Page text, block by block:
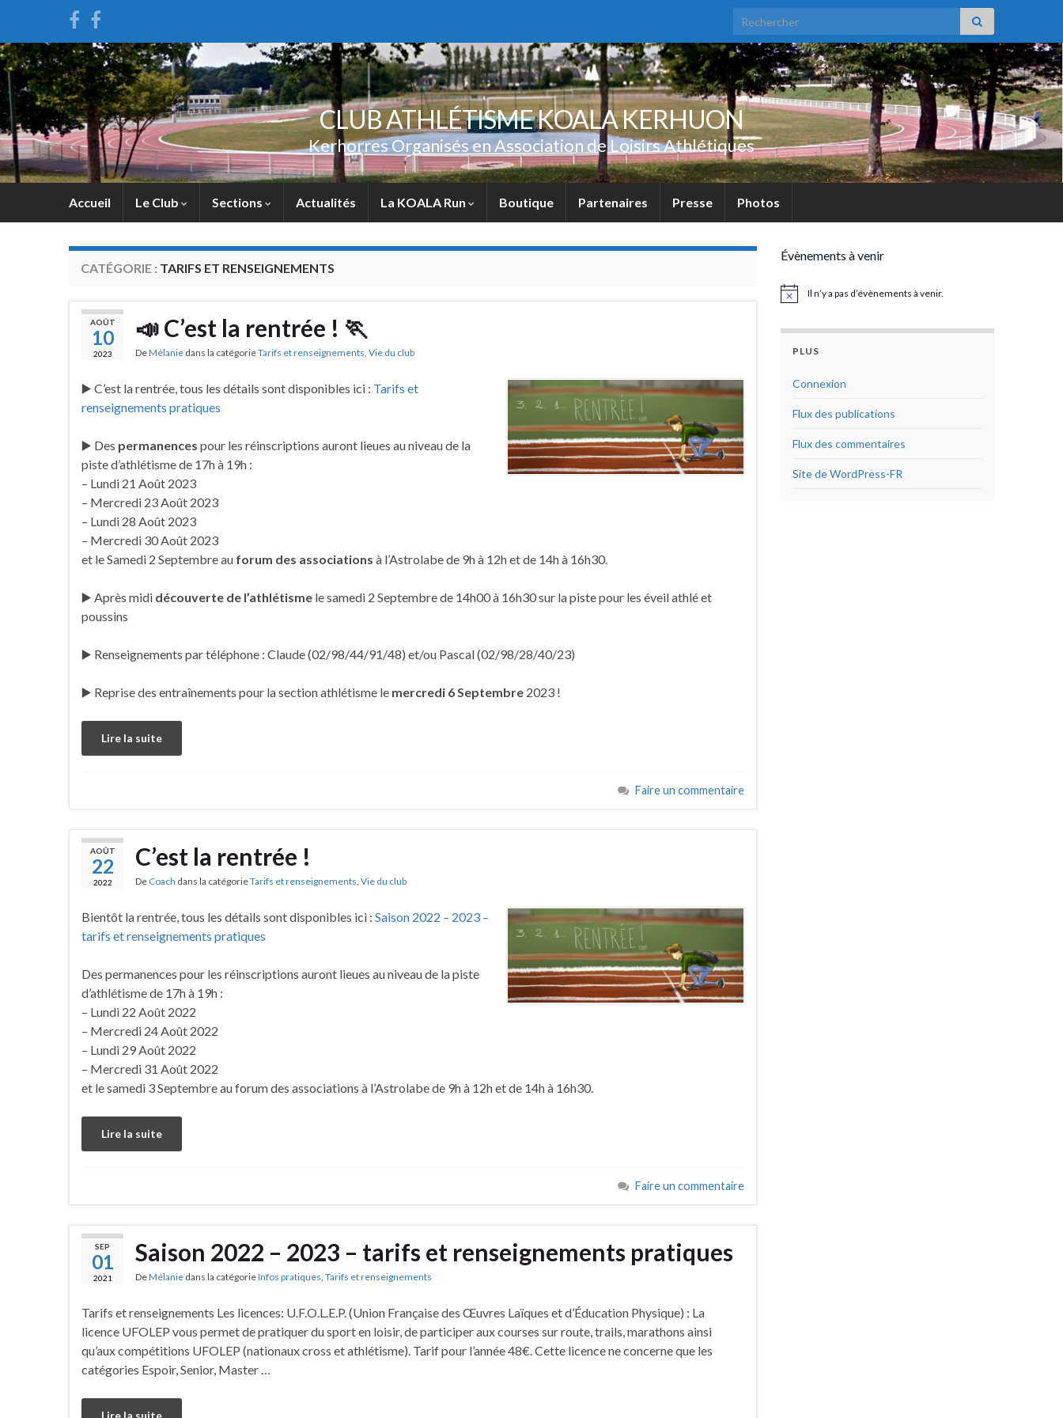
Search for:
CLUB ATHLÉTISME KOALA KERHUON
Kerhorres Organisés en Association de Loisirs Athlétiques
Accueil Le Club Sections Actualités La KOALA Run Boutique Partenaires Presse Photos
CATÉGORIE : TARIFS ET RENSEIGNEMENTS
AOÛT
10
2023
📣 C’est la rentrée ! 🏃
DeMélanie dans la catégorieTarifs et renseignements Vie du club
▶️ C’est la rentrée, tous les détails sont disponibles ici : Tarifs et
renseignements pratiques
▶️ Des permanences pour les réinscriptions auront lieues au niveau de la
piste d’athlétisme de 17h à 19h :
– Lundi 21 Août 2023
– Mercredi 23 Août 2023
– Lundi 28 Août 2023
– Mercredi 30 Août 2023
et le Samedi 2 Septembre au forum des associations à l’Astrolabe de 9h à 12h et de 14h à 16h30.
▶️ Après midi découverte de l’athlétisme le samedi 2 Septembre de 14h00 à 16h30 sur la piste pour les éveil athlé et
poussins
▶️ Renseignements par téléphone : Claude (02/98/44/91/48) et/ou Pascal (02/98/28/40/23)
▶️ Reprise des entraînements pour la section athlétisme le mercredi 6 Septembre 2023 !
Lire la suite
Faire un commentaire
AOÛT
22
2022
C’est la rentrée !
De Coach dans la catégorieTarifs et renseignements Vie du club
Bientôt la rentrée, tous les détails sont disponibles ici : Saison 2022 – 2023 –
tarifs et renseignements pratiques
Des permanences pour les réinscriptions auront lieues au niveau de la piste
d’athlétisme de 17h à 19h :
– Lundi 22 Août 2022
– Mercredi 24 Août 2022
– Lundi 29 Août 2022
– Mercredi 31 Août 2022
et le samedi 3 Septembre au forum des associations à l’Astrolabe de 9h à 12h et de 14h à 16h30.
Lire la suite
Faire un commentaire
SEP
01
2021
Saison 2022 – 2023 – tarifs et renseignements pratiques
DeMélanie dans la catégorieInfos pratiques Tarifs et renseignements
Tarifs et renseignements Les licences: U.F.O.L.E.P. (Union Française des Œuvres Laïques et d’Éducation Physique) : La
licence UFOLEP vous permet de pratiquer du sport en loisir, de participer aux courses sur route, trails, marathons ainsi
qu’aux compétitions UFOLEP (nationaux cross et athlétisme). Tarif pour l’année 48€. Cette licence ne concerne que les
catégories Espoir, Senior, Master …
Lire la suite
Évènements à venir
NoticeIl n’y a pas d’évènements à venir.
PLUS
Connexion
Flux des publications
Flux des commentaires
Site de WordPress-FR